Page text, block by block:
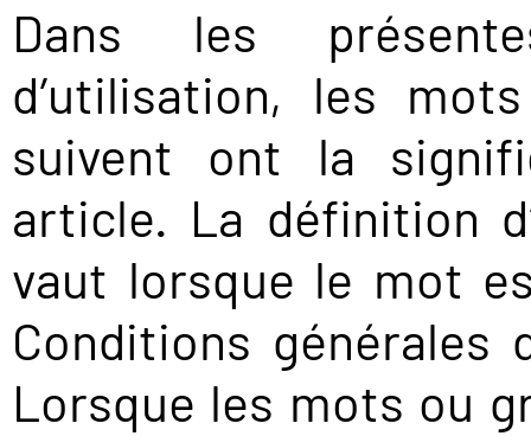
Dans les
d’utilisation, les
suivent ont la
article. La définition
vaut lorsque le mot
Conditions générales
Lorsque les mots ou